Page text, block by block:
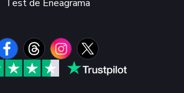
Test de Eneagrama